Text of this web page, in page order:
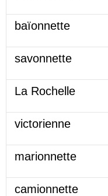
baïonnette
savonnette
La Rochelle
victorienne
marionnette
camionnette